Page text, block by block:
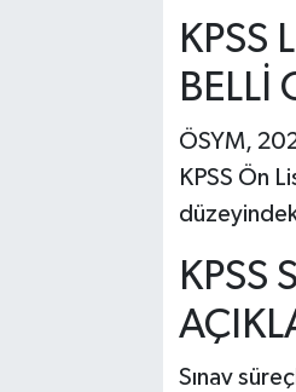
KPSS
BELLİ
ÖSYM,
KPSS Ön
KPSS
Sınav